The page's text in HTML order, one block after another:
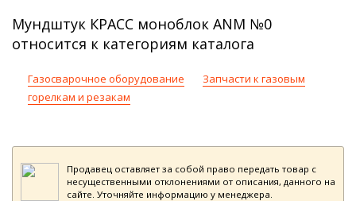
Мундштук КРАСС моноблок ANM №0
относится к категориям каталога
Газосварочное оборудование
Запчасти к газовым
горелкам и резакам
Продавец оставляет за собой право передать товар с
несущественными отклонениями от описания, данного на
сайте. Уточняйте информацию у менеджера.